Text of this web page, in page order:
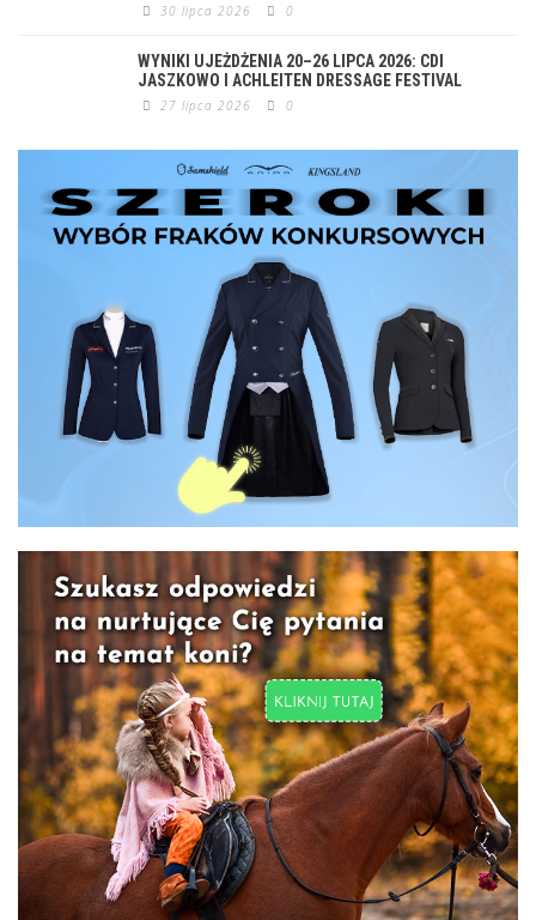
30 lipca 2026 0
WYNIKI UJEŻDŻENIA 20–26 LIPCA 2026: CDI
JASZKOWO I ACHLEITEN DRESSAGE FESTIVAL
27 lipca 2026 0